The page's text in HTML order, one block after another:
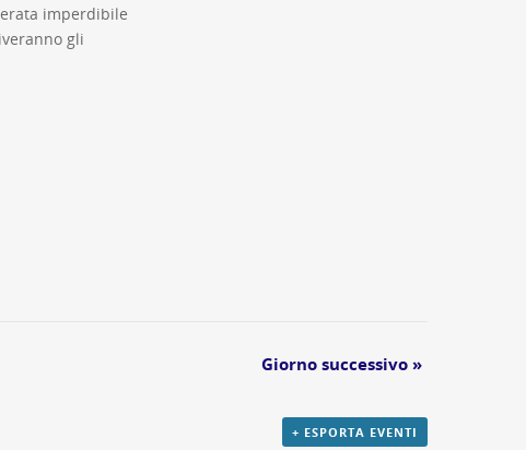
imperdibile
gli
Giorno successivo »
+ ESPORTA EVENTI